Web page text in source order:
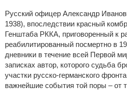
Русский офицер Александр
1938), впоследствии красный
Генштаба РККА, приговоренный к
реабилитированный посмертно в
дневники в течение всей Первой
записках автор, которого судьба
участки русско-германского
важнейшие события той поры – от